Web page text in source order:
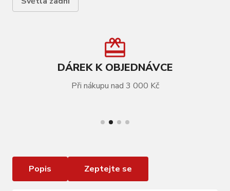
DÁREK K OBJEDNÁVCE
Při nákupu nad 3 000 Kč
Zadní dynamo světlo na nosič AXA Spark Steady
Popis Zeptejte se